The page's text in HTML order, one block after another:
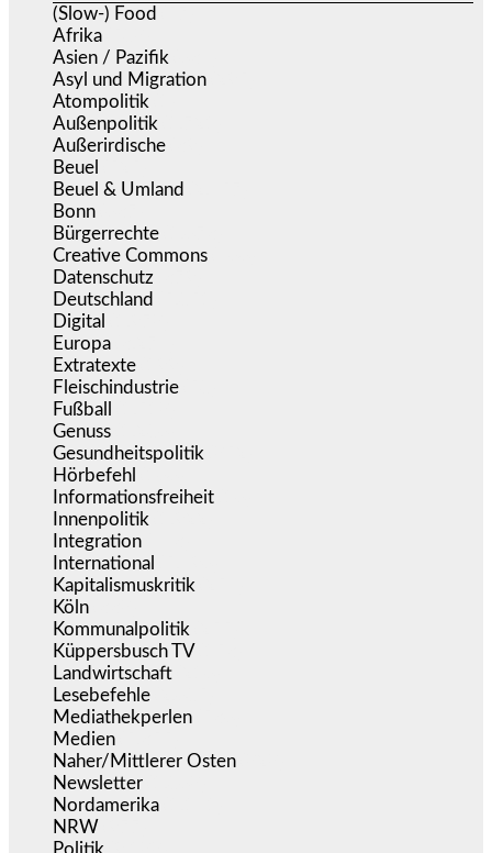
(Slow-) Food
Afrika
Asien / Pazifik
Asyl und Migration
Atompolitik
Außenpolitik
Außerirdische
Beuel
Beuel & Umland
Bonn
Bürgerrechte
Creative Commons
Datenschutz
Deutschland
Digital
Europa
Extratexte
Fleischindustrie
Fußball
Genuss
Gesundheitspolitik
Hörbefehl
Informationsfreiheit
Innenpolitik
Integration
International
Kapitalismuskritik
Köln
Kommunalpolitik
Küppersbusch TV
Landwirtschaft
Lesebefehle
Mediathekperlen
Medien
Naher/Mittlerer Osten
Newsletter
Nordamerika
NRW
Politik